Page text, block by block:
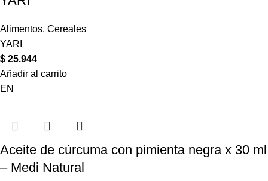
Alimentos, Cereales
YARI
$ 25.944
Añadir al carrito
EN
Aceite de cúrcuma con pimienta negra x 30 ml
– Medi Natural